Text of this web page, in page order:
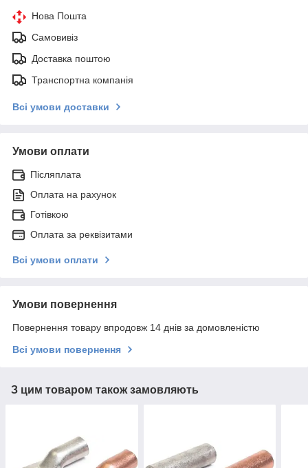
Нова Пошта
Самовивіз
Доставка поштою
Транспортна компанія
Всі умови доставки
Умови оплати
Післяплата
Оплата на рахунок
Готівкою
Оплата за реквізитами
Всі умови оплати
Умови повернення
Повернення товару впродовж 14 днів за домовленістю
Всі умови повернення
З цим товаром також замовляють